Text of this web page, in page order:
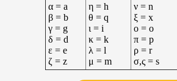
α = a
β = b
γ = g
δ = d
ε = e
ζ = z
η = h
θ = q
ι = i
κ = k
λ = l
μ = m
ν = n
ξ = x
ο = o
π = p
ρ = r
σ,ς = s